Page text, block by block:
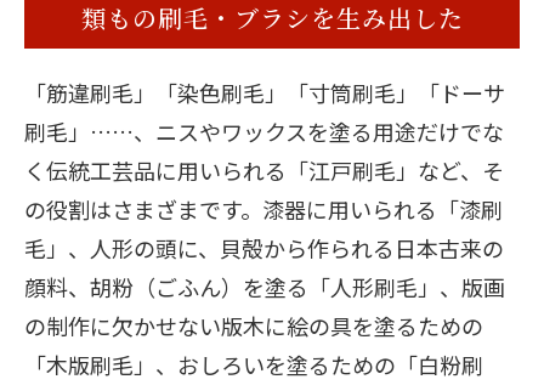
類もの刷毛・ブラシを生み出した
「筋違刷毛」「染色刷毛」「寸筒刷毛」「ドーサ
刷毛」……、ニスやワックスを塗る用途だけでな
く伝統工芸品に用いられる「江戸刷毛」など、そ
の役割はさまざまです。漆器に用いられる「漆刷
毛」、人形の頭に、貝殻から作られる日本古来の
顔料、胡粉（ごふん）を塗る「人形刷毛」、版画
の制作に欠かせない版木に絵の具を塗るための
「木版刷毛」、おしろいを塗るための「白粉刷